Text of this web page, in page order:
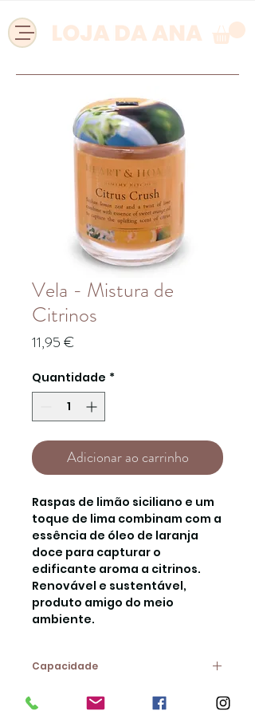
Vela - Mistura de
Citrinos
11,95 €Preço
Quantidade *
Adicionar ao carrinho
Raspas de limão siciliano e um
toque de lima combinam com a
essência de óleo de laranja
doce para capturar o
edificante aroma a citrinos.
Renovável e sustentável,
produto amigo do meio
ambiente.
Capacidade